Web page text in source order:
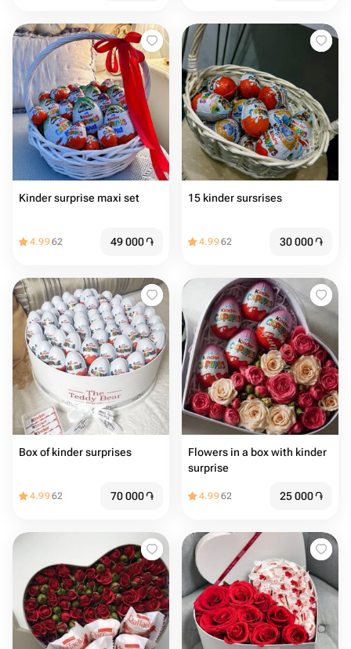
Kinder surprise maxi set
4.9962 49 000֏
15 kinder sursrises
4.9962 30 000֏
Box of kinder surprises
4.9962 70 000֏
Flowers in a box with kinder
surprise
4.9962 25 000֏